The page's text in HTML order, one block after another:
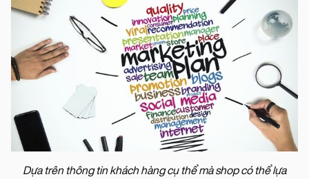
Dựa trên thông tin khách hàng cụ thể mà shop có thể lựa